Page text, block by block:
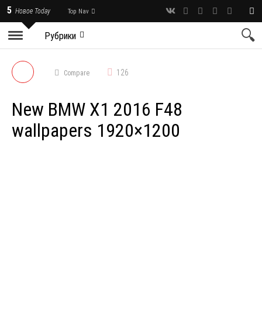
5 Новое Today Top Nav
Рубрики
Compare 126
New BMW X1 2016 F48
wallpapers 1920×1200